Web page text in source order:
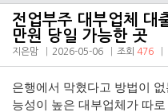
전업부주 대부업체 대
만원 당일 가능한 곳
지은맘 2026-05-06 조회 476
은행에서 막혔다고 방법이
능성이 높은 대부업체가 따